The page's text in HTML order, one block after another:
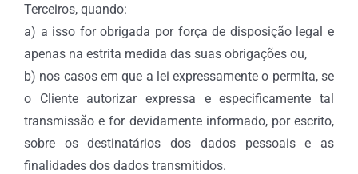
Terceiros, quando:
a) a isso for obrigada por força de disposição legal e
apenas na estrita medida das suas obrigações ou,
b) nos casos em que a lei expressamente o permita, se
o Cliente autorizar expressa e especificamente tal
transmissão e for devidamente informado, por escrito,
sobre os destinatários dos dados pessoais e as
finalidades dos dados transmitidos.